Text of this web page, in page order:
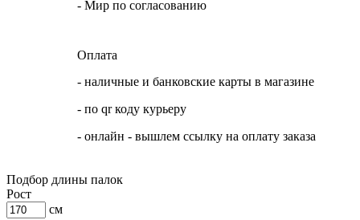
- Мир по согласованию
Оплата
- наличные и банковские карты в магазине
- по qr коду курьеру
- онлайн - вышлем ссылку на оплату заказа
Подбор длины палок
Рост
см